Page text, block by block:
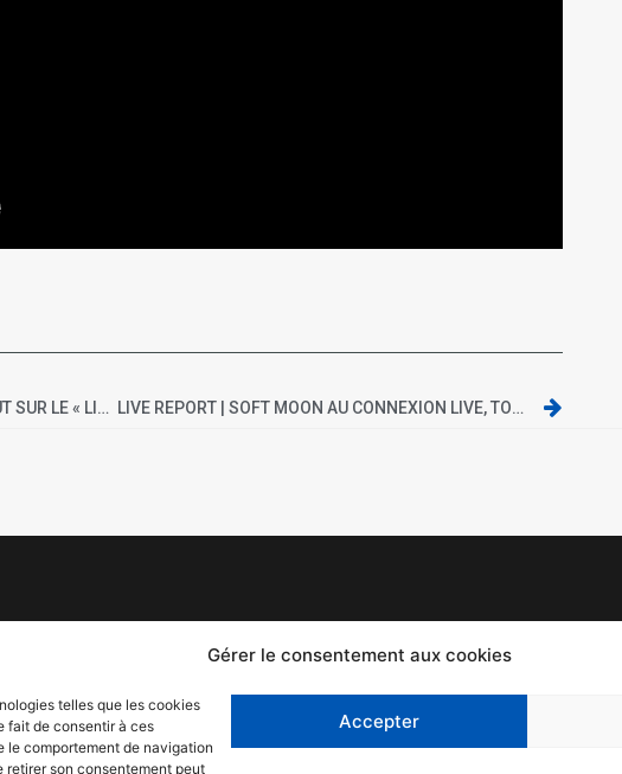
Gérer le consentement aux cookies
telles que les cookies
fait de consentir à ces
le comportement de navigation
retirer son consentement peut
Accepter
ENTRETIEN AVEC MICHEL CLOUP : TOUT SUR LE « LIVE À LA GAÎTÉ LYRIQUE » ET LE FUTUR ALBUM LIVE REPORT | SOFT MOON AU CONNEXION LIVE, TOULOUSE
Mentions légales
Politique de confidentialité